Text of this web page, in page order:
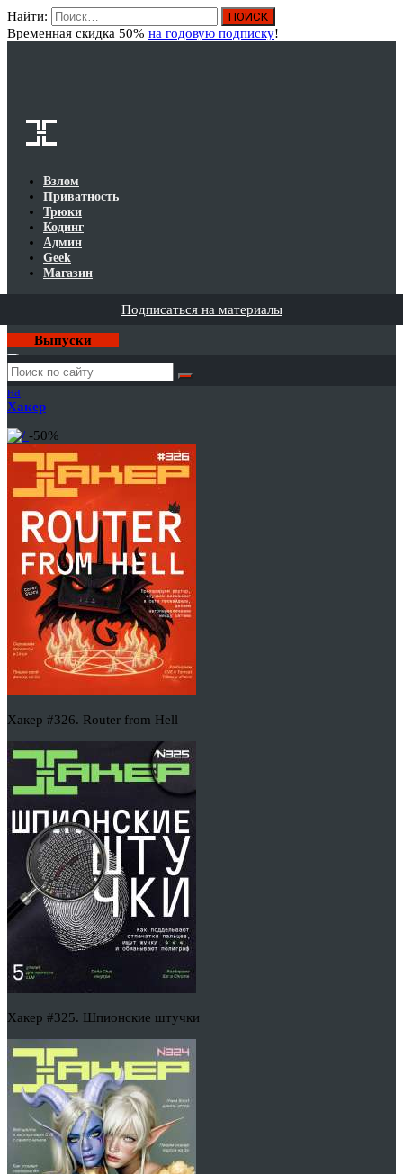
Найти:
Временная скидка 50% на годовую подписку!
Взлом
Приватность
Трюки
Кодинг
Админ
Geek
Магазин
Подписаться на материалы
Выпуски
Годовая
подписка
на
Хакер
-50%
Хакер #326. Router from Hell
Хакер #325. Шпионские штучки